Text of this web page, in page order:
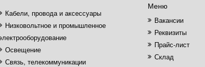
Кабели, провода и аксессуары
Низковольтное и промышленное
Освещение
Связь, телекоммуникации
Меню
Вакансии
Реквизиты
Прайс-лист
Склад